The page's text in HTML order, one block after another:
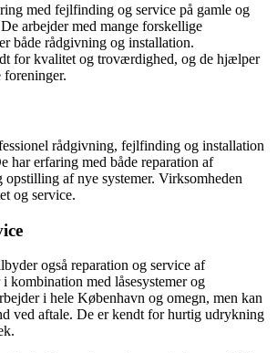
med fejlfinding og service på gamle og
arbejder med mange forskellige
både rådgivning og installation.
for kvalitet og troværdighed, og de hjælper
foreninger.
rådgivning, fejlfinding og installation
har erfaring med både reparation af
opstilling af nye systemer. Virksomheden
og service.
også reparation og service af
kombination med låsesystemer og
i hele København og omegn, men kan
ved aftale. De er kendt for hurtig udrykning